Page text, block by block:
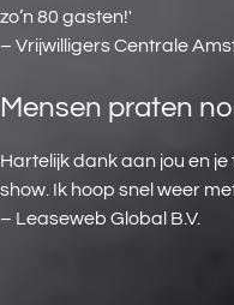
zo’n 80 gasten!'
– Vrijwilligers Centrale
Mensen praten
Hartelijk dank aan jou en
show. Ik hoop snel weer
– Leaseweb Global B.V.